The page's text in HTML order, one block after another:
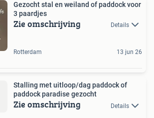
Gezocht stal en weiland of paddock voor
3 paardjes
Zie omschrijving Details
Rotterdam 13 jun 26
Stalling met uitloop/dag paddock of
paddock paradise gezocht
Zie omschrijving Details